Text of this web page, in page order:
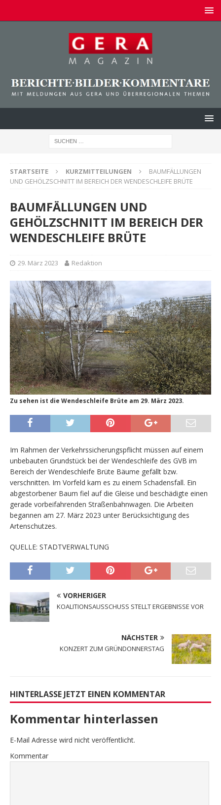
STARTSEITE KURZMITTEILUNGEN
BAUMFÄLLUNGEN
UND GEHÖLZSCHNITT IM BEREICH DER WENDESCHLEIFE BRÜTE
BAUMFÄLLUNGEN UND
GEHÖLZSCHNITT IM BEREICH DER
WENDESCHLEIFE BRÜTE
29. März 2023 Redaktion
Zu sehen ist die Wendeschleife Brüte am 29. März 2023.
Im Rahmen der Verkehrssicherungspflicht müssen auf einem
unbebauten Grundstück bei der Wendeschleife des GVB im
Bereich der Wendeschleife Brüte Bäume gefällt bzw.
verschnitten. Im Vorfeld kam es zu einem Schadensfall. Ein
abgestorbener Baum fiel auf die Gleise und beschädigte einen
gerade vorbeifahrenden Straßenbahnwagen. Die Arbeiten
begannen am 27. März 2023 unter Berücksichtigung des
Artenschutzes.
QUELLE: STADTVERWALTUNG
VORHERIGER
KOALITIONSAUSSCHUSS STELLT ERGEBNISSE VOR
NÄCHSTER
KONZERT ZUM GRÜNDONNERSTAG
HINTERLASSE JETZT EINEN KOMMENTAR
Kommentar hinterlassen
E-Mail Adresse wird nicht veröffentlicht.
Kommentar